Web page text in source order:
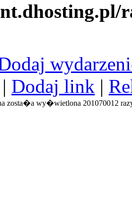
| Dodaj link |
zosta�a wy�wietlona 201070012